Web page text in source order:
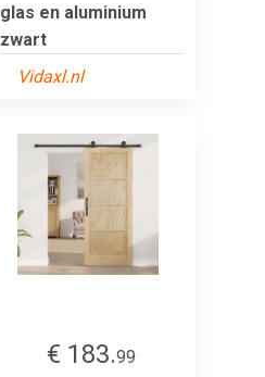
glas en aluminium
zwart
Vidaxl.nl
€ 183.99